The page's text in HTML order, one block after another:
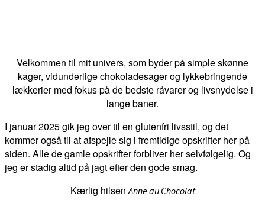
Velkommen til mit univers, som byder på simple skønne
kager, vidunderlige chokoladesager og lykkebringende
lækkerier med fokus på de bedste råvarer og livsnydelse i
lange baner.
I januar 2025 gik jeg over til en glutenfri livsstil, og det
kommer også til at afspejle sig i fremtidige opskrifter her på
siden. Alle de gamle opskrifter forbliver her selvfølgelig. Og
jeg er stadig altid på jagt efter den gode smag.
Kærlig hilsenAnne au Chocolat